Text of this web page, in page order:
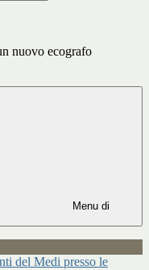
nuovo ecografo
Menu di
del Medi presso le